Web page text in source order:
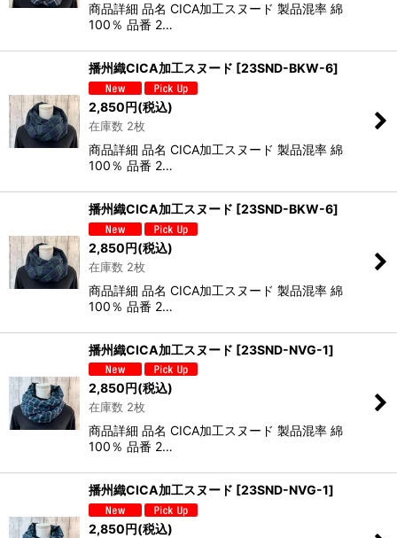
商品詳細 品名 CICA加工スヌード 製品混率 綿
100％ 品番 2…
播州織CICA加工スヌード [23SND-BKW-6]
2,850円(税込)
在庫数 2枚
商品詳細 品名 CICA加工スヌード 製品混率 綿
100％ 品番 2…
播州織CICA加工スヌード [23SND-BKW-6]
2,850円(税込)
在庫数 2枚
商品詳細 品名 CICA加工スヌード 製品混率 綿
100％ 品番 2…
播州織CICA加工スヌード [23SND-NVG-1]
2,850円(税込)
在庫数 2枚
商品詳細 品名 CICA加工スヌード 製品混率 綿
100％ 品番 2…
播州織CICA加工スヌード [23SND-NVG-1]
2,850円(税込)